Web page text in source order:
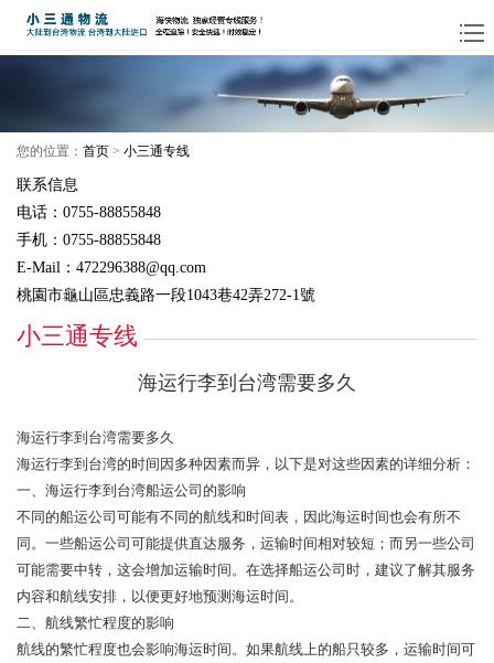
您的位置： 首页 > 小三通专线
联系信息
电话：0755-88855848
手机：0755-88855848
E-Mail：472296388@qq.com
桃園市龜山區忠義路一段1043巷42弄272-1號
小三通专线
海运行李到台湾需要多久
海运行李到台湾需要多久
海运行李到台湾的时间因多种因素而异，以下是对这些因素的详细分析：
一、海运行李到台湾船运公司的影响
不同的船运公司可能有不同的航线和时间表，因此海运时间也会有所不
同。一些船运公司可能提供直达服务，运输时间相对较短；而另一些公司
可能需要中转，这会增加运输时间。在选择船运公司时，建议了解其服务
内容和航线安排，以便更好地预测海运时间。
二、航线繁忙程度的影响
航线的繁忙程度也会影响海运时间。如果航线上的船只较多，运输时间可